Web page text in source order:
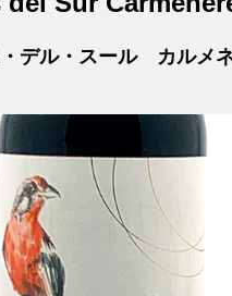
デル・スール カルメ